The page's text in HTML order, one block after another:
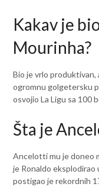
Kakav je
Mourinha?
Bio je vrlo produktivan,
ogromnu golgetersku
osvojio La Ligu sa 100
Šta je
Ancelotti mu je doneo
je Ronaldo eksplodirao
postigao je rekordnih